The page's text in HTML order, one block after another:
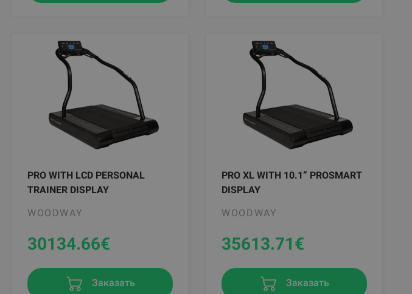
PRO WITH LCD PERSONAL
TRAINER DISPLAY
WOODWAY
30134.66€
Заказать
PRO XL WITH 10.1” PROSMART
DISPLAY
WOODWAY
35613.71€
Заказать